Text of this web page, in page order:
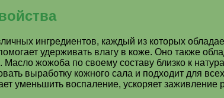
ингредиентов, каждый из которых
удерживать влагу в коже. Оно также
жожоба по своему составу близко к
выработку кожного сала и подходит для
воспаление, ускоряет заживление